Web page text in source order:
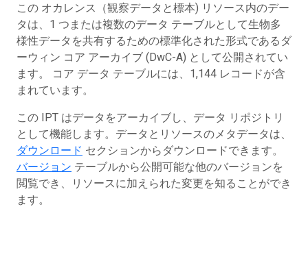
この オカレンス（観察データと標本) リソース内のデー
タは、1 つまたは複数のデータ テーブルとして生物多
様性データを共有するための標準化された形式であるダ
ーウィン コア アーカイブ (DwC-A) として公開されてい
ます。 コア データ テーブルには、1,144 レコードが含
まれています。
この IPT はデータをアーカイブし、データ リポジトリ
として機能します。データとリソースのメタデータは、
ダウンロード セクションからダウンロードできます。
バージョン テーブルから公開可能な他のバージョンを
閲覧でき、リソースに加えられた変更を知ることができ
ます。